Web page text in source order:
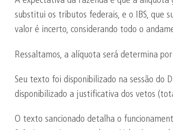
substitui os tributos federais, e o IBS, que
valor é incerto, considerando todo o
Ressaltamos, a alíquota será determina
Seu texto foi disponibilizado na sessão do
disponibilizado a justificativa dos vetos
O texto sancionado detalha o